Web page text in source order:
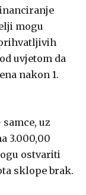
mogu
uvjetom da
nakon 1.
uz
3.000,00
ostvariti
sklope brak.